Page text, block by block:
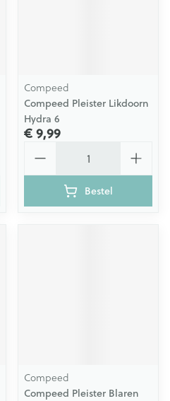
Compeed
Compeed Pleister Likdoorn
Hydra 6
€ 9,99
Bestel
Compeed
Compeed Pleister Blaren